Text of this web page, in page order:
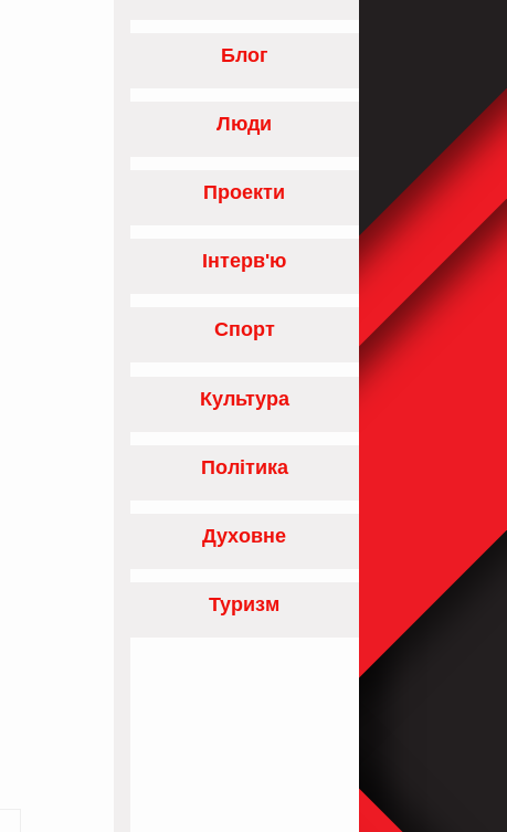
Блог
Люди
Проекти
Інтерв'ю
Спорт
Культура
Політика
Духовне
Туризм